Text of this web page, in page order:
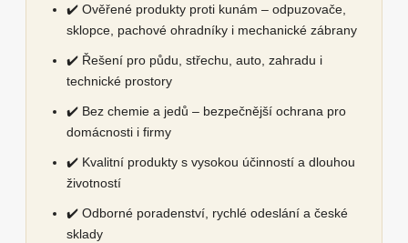
✔️ Ověřené produkty proti kunám – odpuzovače,
sklopce, pachové ohradníky i mechanické zábrany
✔️ Řešení pro půdu, střechu, auto, zahradu i
technické prostory
✔️ Bez chemie a jedů – bezpečnější ochrana pro
domácnosti i firmy
✔️ Kvalitní produkty s vysokou účinností a dlouhou
životností
✔️ Odborné poradenství, rychlé odeslání a české
sklady